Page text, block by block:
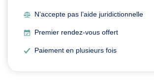
N’accepte pas l’aide juridictionnelle
Premier rendez-vous offert
Paiement en plusieurs fois